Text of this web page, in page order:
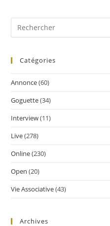
Catégories
Annonce(60)
Goguette(34)
Interview(11)
Live(278)
Online(230)
Open (20)
Vie Associative(43)
Archives